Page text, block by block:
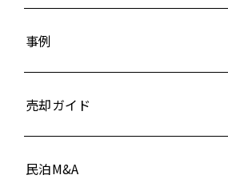
事例
売却ガイド
民泊M&A